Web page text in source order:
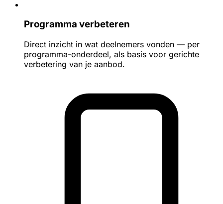
Programma verbeteren
Direct inzicht in wat deelnemers vonden — per
programma-onderdeel, als basis voor gerichte
verbetering van je aanbod.